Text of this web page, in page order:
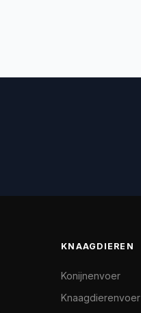
KNAAGDIEREN
Konijnenvoer
Knaagdierenvoer